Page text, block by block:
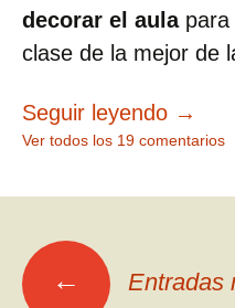
decorar el aulapara
clase de la mejor de
Seguir leyendo →
Ver todos los 19 comentarios
Ir ← Entradas